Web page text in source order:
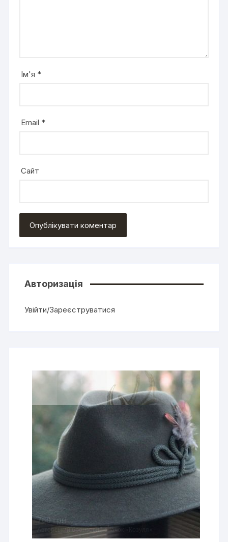
Ім'я *
Email *
Сайт
Авторизація
Увійти/Зареєструватися
760 грн
Авторський бронзовий значок «Козуля»